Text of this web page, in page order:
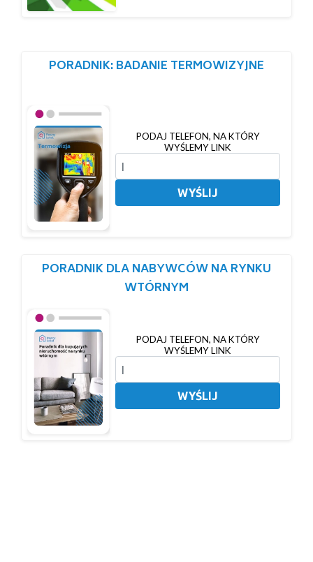
PORADNIK: BADANIE TERMOWIZYJNE
PODAJ TELEFON, NA KTÓRY
WYŚLEMY LINK
WYŚLIJ
PORADNIK DLA NABYWCÓW NA RYNKU
WTÓRNYM
PODAJ TELEFON, NA KTÓRY
WYŚLEMY LINK
WYŚLIJ